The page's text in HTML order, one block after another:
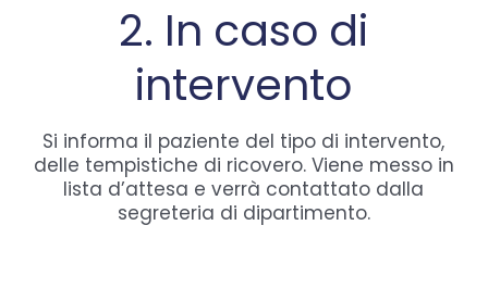
2. In caso di
intervento
Si informa il paziente del tipo di intervento,
delle tempistiche di ricovero. Viene messo in
lista d’attesa e verrà contattato dalla
segreteria di dipartimento.